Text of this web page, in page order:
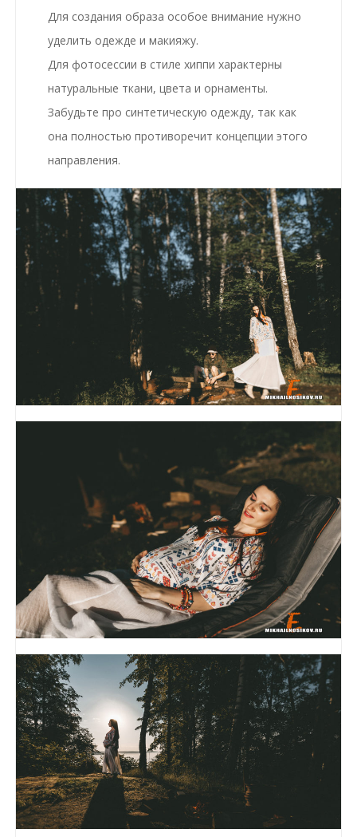
Для создания образа особое внимание нужно
уделить одежде и макияжу.
Для фотосессии в стиле хиппи характерны
натуральные ткани, цвета и орнаменты.
Забудьте про синтетическую одежду, так как
она полностью противоречит концепции этого
направления.